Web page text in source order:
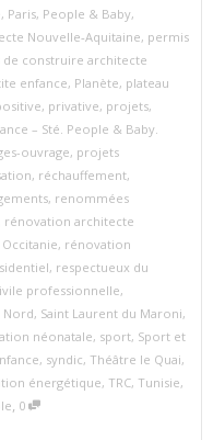
, Paris, People & Baby,
Nouvelle‑Aquitaine, permis
de construire architecte
enfance, Planète, plateau
, privative, projets,
– Sté. People & Baby.
ouvrage, projets
, réchauffement,
, renommées
rénovation architecte
, rénovation
, respectueux du
professionnelle,
Nord, Saint Laurent du Maroni,
néonatale, sport, Sport et
, syndic, Théâtre le Quai,
énergétique, TRC, Tunisie,
, 0